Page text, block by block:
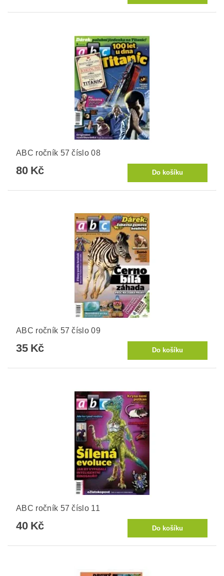
ABC ročník 57 číslo 08
80 Kč
ABC ročník 57 číslo 09
35 Kč
ABC ročník 57 číslo 11
40 Kč